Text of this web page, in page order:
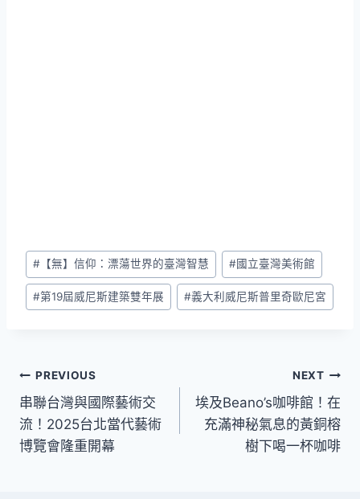
Post
Tags:
# 【無】信仰：漂蕩世界的臺灣智慧 #國立臺灣美術館
#第19屆威尼斯建築雙年展 #義大利威尼斯普里奇歐尼宮
文
章
導
PREVIOUS
串聯台灣與國際藝術交
流！2025台北當代藝術
博覽會隆重開幕
NEXT
埃及Beano’s咖啡館！在
充滿神秘氣息的黃銅榕
樹下喝一杯咖啡